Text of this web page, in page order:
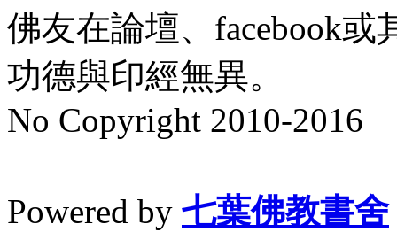
佛友在論壇、facebook
功德與印經無異。
No Copyright 2010-2016
Powered by 七葉佛教書舍